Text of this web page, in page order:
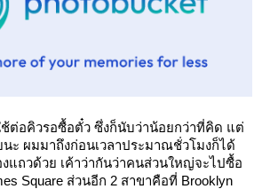
ช้ต่อคิวรอซื้อตั๋ว ซึ่งก็นับว่าน้อยกว่าที่คิด แต่
นะ ผมมาถึงก่อนเวลาประมาณชั่วโมงก็ได้
แถวด้วย เค้าว่ากันว่าคนส่วนใหญ่จะไปซื้อ
Square ส่วนอีก 2 สาขาคือที่ Brooklyn